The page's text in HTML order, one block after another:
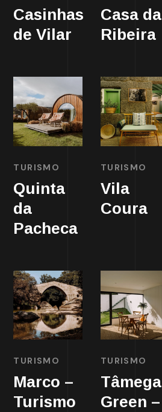
Casinhas
de Vilar
Casa da
Ribeira
TURISMO
Quinta
da
Pacheca
TURISMO
Vila
Coura
TURISMO
Marco –
Turismo
TURISMO
Tâmega
Green –